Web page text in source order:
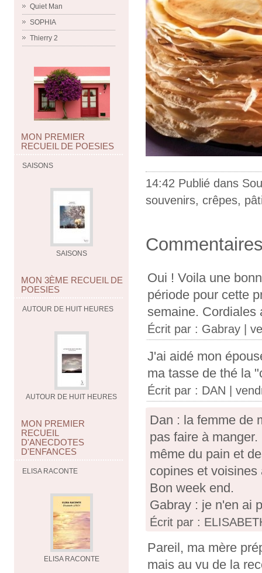
Quiet Man
SOPHIA
Thierry 2
MON PREMIER
RECUEIL DE POESIES
SAISONS
SAISONS
MON 3ÈME RECUEIL DE
POESIES
AUTOUR DE HUIT HEURES
AUTOUR DE HUIT HEURES
MON PREMIER
RECUEIL
D'ANECDOTES
D'ENFANCES
ELISA RACONTE
ELISA RACONTE
14:42 Publié dans
souvenirs, crêpes,
Oui ! Voila une
période pour cette
semaine. Cordiales
Écrit par : Gabray |
J'ai aidé mon
ma tasse de thé la
Écrit par : DAN |
Dan : la femme de
pas faire à
même du pain et
copines et
Bon week end.
Gabray : je n'en ai
Écrit par :
Pareil, ma mère
mais au vu de la